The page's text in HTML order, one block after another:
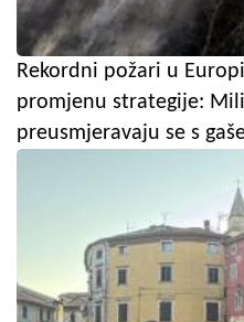
Rekordni požari u
promjenu strategije:
preusmjeravaju se s